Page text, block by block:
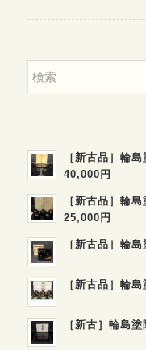
［新古品］輪
40,000円
［新古品］輪
25,000円
［新古品］輪
［新古品］輪
［新古］輪島